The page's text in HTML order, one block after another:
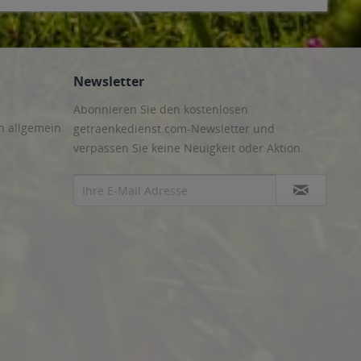
allgemein
Newsletter
Abonnieren Sie den kostenlosen
getraenkedienst.com-Newsletter und
verpassen Sie keine Neuigkeit oder Aktion.